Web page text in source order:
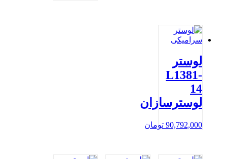
لوستر
L1381-
14
لوسترسازان
90,792,000 تومان